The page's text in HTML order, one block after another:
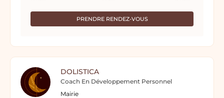
PRENDRE RENDEZ-VOUS
DOLISTICA
Coach En Développement Personnel
Mairie